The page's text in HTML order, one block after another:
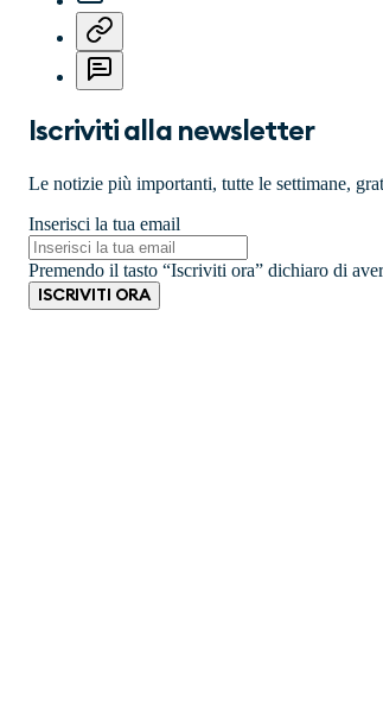
Iscriviti alla newsletter
Le notizie più importanti, tutte le settimane,
Inserisci la tua email
Premendo il tasto “Iscriviti ora” dichiaro di
ISCRIVITI ORA